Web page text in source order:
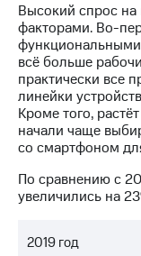
Контакты
Новости
в
регионе
и акционерам
Раскрытие
Высокий спрос
факторами. Во-
всё больше
практически все
линейки
Кроме того,
начали чаще
со смартфоном
По сравнению с
увеличились на
2019 год